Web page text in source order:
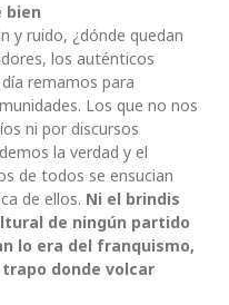
bien
y ruido, ¿dónde quedan
los auténticos
remamos para
Los que no nos
ni por discursos
la verdad y el
de todos se ensucian
de ellos. Ni el brindis
de ningún partido
lo era del franquismo,
donde volcar